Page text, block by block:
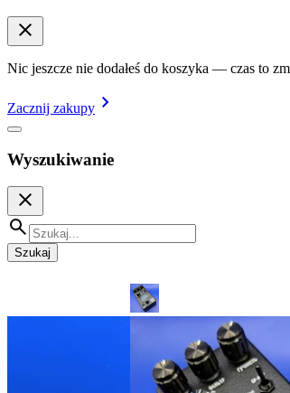
Nic jeszcze nie dodałeś do koszyka — czas to
Zacznij zakupy
Wyszukiwanie
Szukaj